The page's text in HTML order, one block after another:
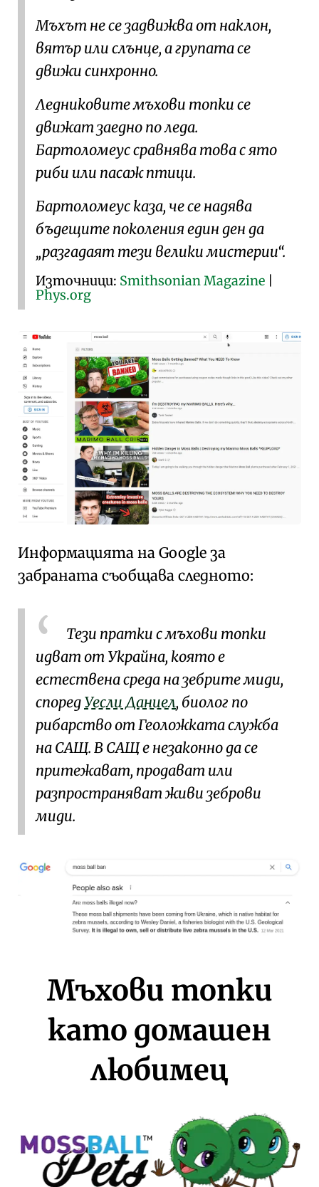
Мъхът не се задвижва от наклон,
вятър или слънце, а групата се
движи синхронно.
Ледниковите мъхови топки се
движат заедно по леда.
Бартоломеус сравнява това с ято
риби или пасаж птици.
Бартоломеус каза, че се надява
бъдещите поколения един ден да
„разгадаят тези велики мистерии“.
Източници: Smithsonian Magazine
Phys.org
Информацията на Google за
забраната съобщава следното:
Тези пратки с мъхови топки
идват от Украйна, която е
естествена среда на зебрите миди,
според Уесли Даниел, биолог по
рибарство от Геоложката служба
на САЩ. В САЩ е незаконно да се
притежават, продават или
разпространяват живи зеброви
миди.
Мъхови топки
като домашен
любимец